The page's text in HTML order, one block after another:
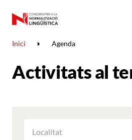
Inici Agenda
Activitats al
LES